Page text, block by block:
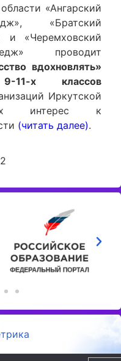
«Ангарский
«Братский
и «Черемховский
проводит
вдохновлять»
11-х классов
Иркутской
интерес к
(читать далее).